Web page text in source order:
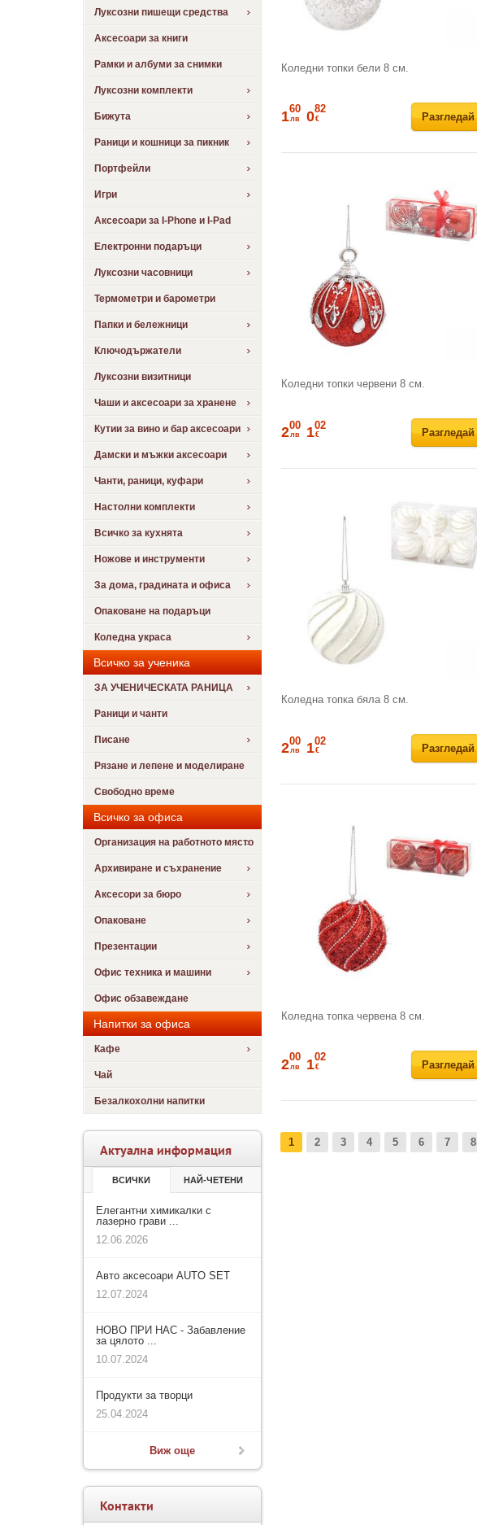
Луксозни пишещи средства
Аксесоари за книги
Рамки и албуми за снимки
Луксозни комплекти
Бижута
Раници и кошници за пикник
Портфейли
Игри
Аксесоари за I-Phone и I-Pad
Електронни подаръци
Луксозни часовници
Термометри и барометри
Папки и бележници
Ключодържатели
Луксозни визитници
Чаши и аксесоари за хранене
Кутии за вино и бар аксесоари
Дамски и мъжки аксесоари
Чанти, раници, куфари
Настолни комплекти
Всичко за кухнята
Ножове и инструменти
За дома, градината и офиса
Опаковане на подаръци
Коледна украса
Всичко за ученика
ЗА УЧЕНИЧЕСКАТА РАНИЦА
Раници и чанти
Писане
Рязане и лепене и моделиране
Свободно време
Всичко за офиса
Организация на работното място
Архивиране и съхранение
Аксесори за бюро
Опаковане
Презентации
Офис техника и машини
Офис обзавеждане
Напитки за офиса
Кафе
Чай
Безалкохолни напитки
Актуална информация
ВСИЧКИ НАЙ-ЧЕТЕНИ
Елегантни химикалки с
лазерно грави ...
12.06.2026
Авто аксесоари AUTO SET
12.07.2024
НОВО ПРИ НАС - Забавление
за цялото ...
10.07.2024
Продукти за творци
25.04.2024
Виж още
Контакти
Коледни топки бели 8 см.
Разгледай
160
лв 082
€
Коледни топки червени 8 см.
Разгледай
200
лв 102
€
Коледна топка бяла 8 см.
Разгледай
200
лв 102
€
Коледна топка червена 8 см.
Разгледай
200
лв 102
€
1 2 3 4 5 6 7 8